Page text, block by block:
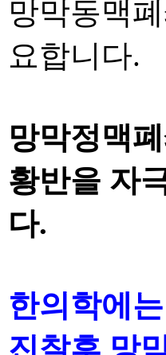
망막동맥
요합니다.
망막정맥
황반을 자
다.
한의학에